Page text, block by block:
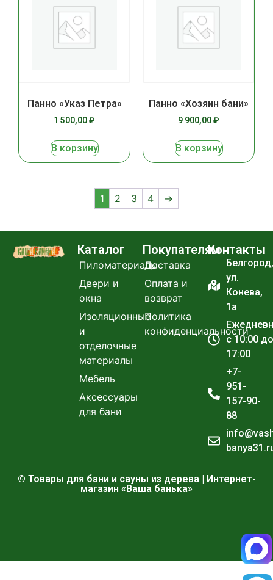
Панно «Указ Петра»
1 500,00₽
В корзину
Панно «Хозяин бани»
9 900,00₽
В корзину
1 2 3 4 →
Каталог
Пиломатериалы
Двери и
окна
Изоляционные
и
отделочные
материалы
Мебель
Аксессуары
для бани
Покупателям
Доставка
Оплата и
возврат
Политика
конфиденциальности
Контакты
Белгород,
ул.
Конева,
1а
с 10:00 до
17:00
+7-
951-
157-90-
88
© Товары для бани и сауны из дерева | Интернет-
магазин «Ваша банька»